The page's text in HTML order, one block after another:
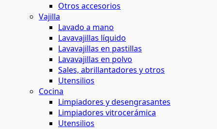
Otros accesorios
Vajilla
Lavado a mano
Lavavajillas líquido
Lavavajillas en pastillas
Lavavajillas en polvo
Sales, abrillantadores y otros
Utensilios
Cocina
Limpiadores y desengrasantes
Limpiadores vitrocerámica
Utensilios